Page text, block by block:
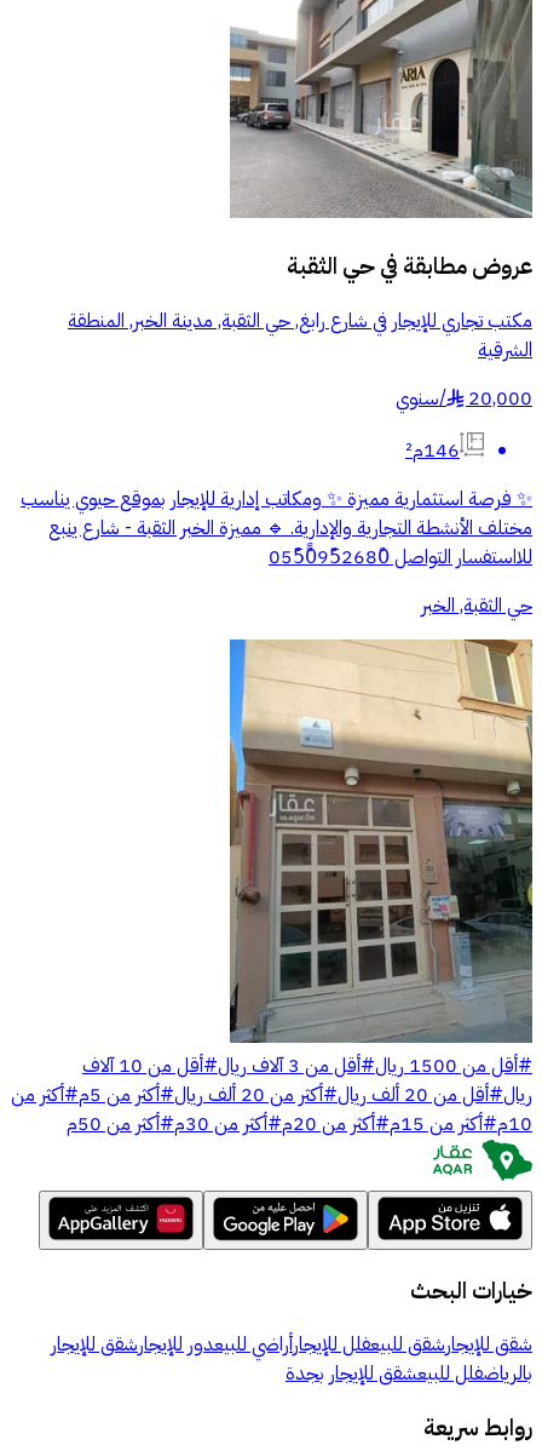
عروض مطابقة فيحي الثقبة
مكتب تجاري للإيجار في شارع رابغ, حي الثقبة, مدينة الخبر, المنطقة
الشرقية
20,000
§
/سنوي
146م²
✨ فرصة استثمارية مميزة ✨ ومكاتب إدارية للإيجار بموقع حيوي يناسب
مختلف الأنشطة التجارية والإدارية. 🔹 مميزة الخبر الثقبة - شارع ينبع
للااستفسار التواصل 055ً0ًً95ً2680ً
حي الثقبة, الخبر
#أقل من 1500 ريال #أقل من 3 آلاف ريال #
أقل من 10 آلاف
ريال#أقل من 20 ألف ريال #أكثر من 20 ألف ريال #أكثر من 5م #أكثر من
10م #أكثر من 15م #أكثر من 20م #أكثر من 30م #أكثر من 50م
خيارات البحث
شقق للإيجارشقق للبيعفلل للإيجارأراضي للبيعدور للإيجارشقق للإيجار
بالرياضفلل للبيعشقق للإيجار بجدة
روابط سريعة